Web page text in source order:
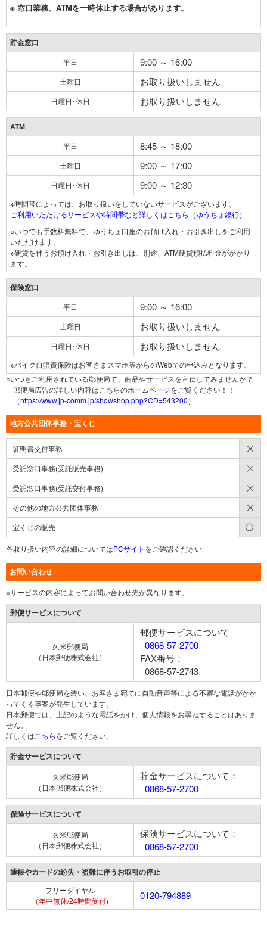
※ 窓口業務、ATMを一時休止する場合があります。
貯金窓口
平日 9:00 ～ 16:00
土曜日 お取り扱いしません
日曜日･休日 お取り扱いしません
ATM
平日 8:45 ～ 18:00
土曜日 9:00 ～ 17:00
日曜日･休日 9:00 ～ 12:30
※時間帯によっては、お取り扱いをしていないサービスがございます。
ご利用いただけるサービスや時間帯など詳しくはこちら（ゆうちょ銀行）
○いつでも手数料無料で、ゆうちょ口座のお預け入れ・お引き出しをご利用
いただけます。
※硬貨を伴うお預け入れ・お引き出しは、別途、ATM硬貨預払料金がかかり
ます。
保険窓口
平日 9:00 ～ 16:00
土曜日 お取り扱いしません
日曜日･休日 お取り扱いしません
※バイク自賠責保険はお客さまスマホ等からのWebでの申込みとなります。
○いつもご利用されている郵便局で、商品やサービスを宣伝してみませんか？
郵便局広告の詳しい内容はこちらのホームページをご覧ください！！
（https://www.jp-comm.jp/showshop.php?CD=543200）
地方公共団体事務・宝くじ
証明書交付事務
受託窓口事務(受託販売事務)
受託窓口事務(受託交付事務)
その他の地方公共団体事務
宝くじの販売
各取り扱い内容の詳細についてはPCサイト をご確認ください
お問い合わせ
※サービスの内容によってお問い合わせ先が異なります。
郵便サービスについて
久米郵便局
（日本郵便株式会社）
郵便サービスについて
0868-57-2700
FAX番号：
0868-57-2743
日本郵便や郵便局を装い、お客さま宛てに自動音声等による不審な電話がかか
ってくる事案が発生しています。
日本郵便では、上記のような電話をかけ、個人情報をお尋ねすることはありま
せん。
詳しくは こちらをご覧ください。
貯金サービスについて
久米郵便局
（日本郵便株式会社）
貯金サービスについて：
0868-57-2700
保険サービスについて
久米郵便局
（日本郵便株式会社）
保険サービスについて：
0868-57-2700
通帳やカードの紛失・盗難に伴うお取引の停止
フリーダイヤル
（年中無休/24時間受付)
0120-794889